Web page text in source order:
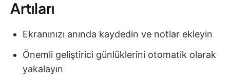
Artıları
Ekranınızı anında kaydedin ve notlar ekleyin
Önemli geliştirici günlüklerini otomatik olarak
yakalayın